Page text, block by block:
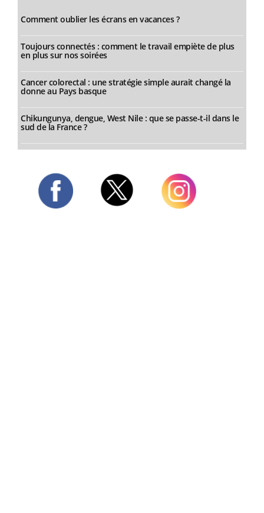
Comment oublier les écrans en vacances ?
Toujours connectés : comment le travail empiète de plus
en plus sur nos soirées
Cancer colorectal : une stratégie simple aurait changé la
donne au Pays basque
Chikungunya, dengue, West Nile : que se passe-t-il dans le
sud de la France ?